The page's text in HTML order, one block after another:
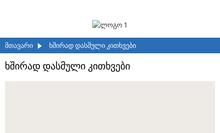
ᲛᲗᲐᲕᲐᲠᲘ ᲮᲨᲘᲠᲐᲓ ᲓᲐᲡᲛᲣᲚᲘ ᲙᲘᲗᲮᲕᲔᲑᲘ
ხშირად დასმული კითხვები